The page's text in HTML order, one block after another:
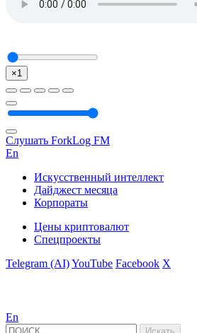
×1
Слушать ForkLog FM
En
Искусственный интеллект
Дайджест месяца
Корпораты
Цены криптовалют
Спецпроекты
Telegram (AI)YouTube Facebook X
En